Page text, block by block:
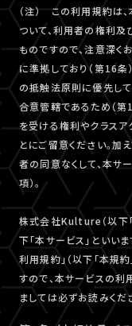
（注） この利用規約は
ついて、利用者の権利
ものですので、注意深く
に準拠しており（第16条
の抵触法原則に優先し
合意管轄であるため（第
を受ける権利やクラスア
とにご留意ください。加
者の同意なくして、本サ
項）。
株式会社Kulture（以下「
下「本サービス」といい
利用規約」（以下「本規
すので、本サービスの利
ましては必ずお読みくだ